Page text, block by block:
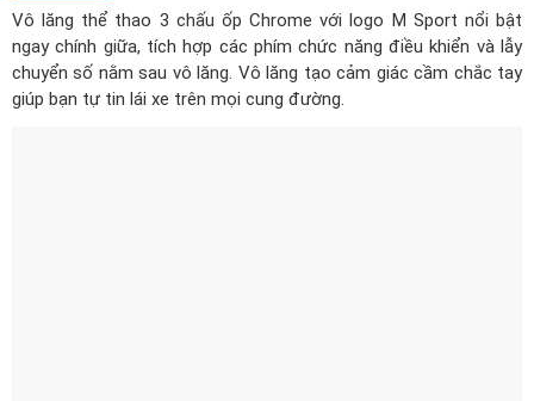
Vô lăng thể thao 3 chấu ốp Chrome với logo M Sport nổi bật
ngay chính giữa, tích hợp các phím chức năng điều khiển và lẫy
chuyển số nằm sau vô lăng. Vô lăng tạo cảm giác cầm chắc tay
giúp bạn tự tin lái xe trên mọi cung đường.